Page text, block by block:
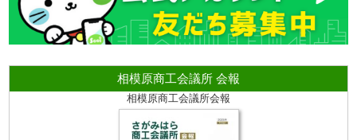
相模原商工会議所 会報
相模原商工会議所会報